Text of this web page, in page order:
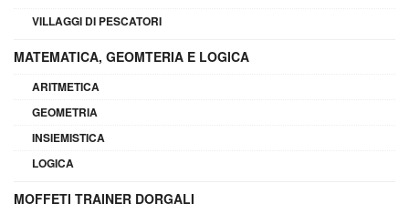
VILLAGGI DI PESCATORI
MATEMATICA, GEOMTERIA E LOGICA
ARITMETICA
GEOMETRIA
INSIEMISTICA
LOGICA
MOFFETI TRAINER DORGALI